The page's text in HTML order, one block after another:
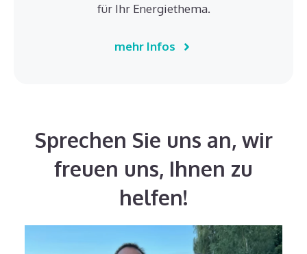
für Ihr Energiethema.
mehr Infos
Sprechen Sie uns an, wir
freuen uns, Ihnen zu
helfen!